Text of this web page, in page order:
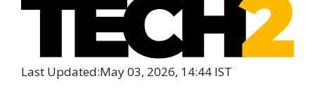
Last Updated:May 03, 2026, 14:44 IST